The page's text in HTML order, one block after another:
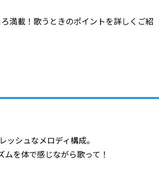
満載！歌うときのポイントを詳しくご紹
シュなメロディ構成。
を体で感じながら歌って！